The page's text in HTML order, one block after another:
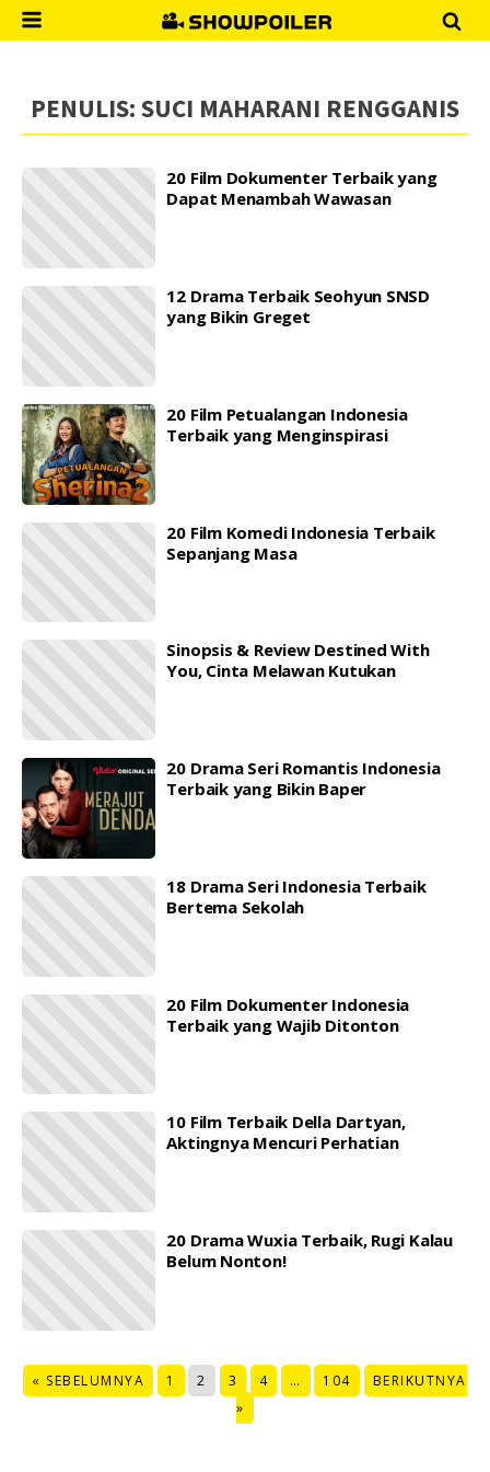
PENULIS:SUCI MAHARANI RENGGANIS
20 Film Dokumenter Terbaik yang
Dapat Menambah Wawasan
12 Drama Terbaik Seohyun SNSD
yang Bikin Greget
20 Film Petualangan Indonesia
Terbaik yang Menginspirasi
20 Film Komedi Indonesia Terbaik
Sepanjang Masa
Sinopsis & Review Destined With
You, Cinta Melawan Kutukan
20 Drama Seri Romantis Indonesia
Terbaik yang Bikin Baper
18 Drama Seri Indonesia Terbaik
Bertema Sekolah
20 Film Dokumenter Indonesia
Terbaik yang Wajib Ditonton
10 Film Terbaik Della Dartyan,
Aktingnya Mencuri Perhatian
20 Drama Wuxia Terbaik, Rugi Kalau
Belum Nonton!
« SEBELUMNYA 1 2 3 4 … 104
BERIKUTNYA
»